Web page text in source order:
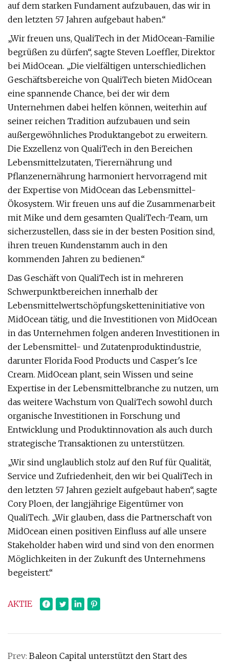
auf dem starken Fundament aufzubauen, das wir in
den letzten 57 Jahren aufgebaut haben.“
„Wir freuen uns, QualiTech in der MidOcean-Familie
begrüßen zu dürfen“, sagte Steven Loeffler, Direktor
bei MidOcean. „Die vielfältigen unterschiedlichen
Geschäftsbereiche von QualiTech bieten MidOcean
eine spannende Chance, bei der wir dem
Unternehmen dabei helfen können, weiterhin auf
seiner reichen Tradition aufzubauen und sein
außergewöhnliches Produktangebot zu erweitern.
Die Exzellenz von QualiTech in den Bereichen
Lebensmittelzutaten, Tierernährung und
Pflanzenernährung harmoniert hervorragend mit
der Expertise von MidOcean das Lebensmittel-
Ökosystem. Wir freuen uns auf die Zusammenarbeit
mit Mike und dem gesamten QualiTech-Team, um
sicherzustellen, dass sie in der besten Position sind,
ihren treuen Kundenstamm auch in den
kommenden Jahren zu bedienen.“
Das Geschäft von QualiTech ist in mehreren
Schwerpunktbereichen innerhalb der
Lebensmittelwertschöpfungsketteninitiative von
MidOcean tätig, und die Investitionen von MidOcean
in das Unternehmen folgen anderen Investitionen in
der Lebensmittel- und Zutatenproduktindustrie,
darunter Florida Food Products und Casper's Ice
Cream. MidOcean plant, sein Wissen und seine
Expertise in der Lebensmittelbranche zu nutzen, um
das weitere Wachstum von QualiTech sowohl durch
organische Investitionen in Forschung und
Entwicklung und Produktinnovation als auch durch
strategische Transaktionen zu unterstützen.
„Wir sind unglaublich stolz auf den Ruf für Qualität,
Service und Zufriedenheit, den wir bei QualiTech in
den letzten 57 Jahren gezielt aufgebaut haben“, sagte
Cory Ploen, der langjährige Eigentümer von
QualiTech. „Wir glauben, dass die Partnerschaft von
MidOcean einen positiven Einfluss auf alle unsere
Stakeholder haben wird und sind von den enormen
Möglichkeiten in der Zukunft des Unternehmens
begeistert.“
AKTIE
Prev: Baleon Capital unterstützt den Start des